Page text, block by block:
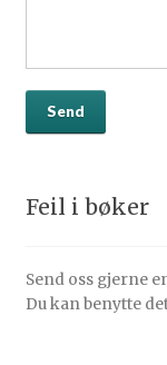
Feil i bøker
Send oss gjerne
Du kan benytte